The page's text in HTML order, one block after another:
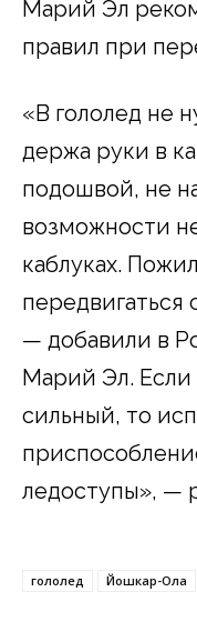
Марий Эл
правил при
«В гололед не
держа руки в
подошвой, не
возможности
каблуках.
передвигаться
— добавили в
Марий Эл. Если
сильный, то
ледоступы», —
гололед Йошкар-Ола